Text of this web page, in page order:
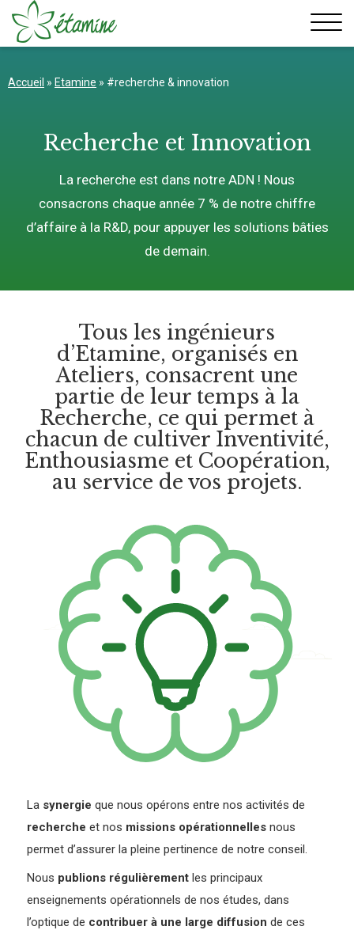
contenu
Accueil » Etamine » #recherche & innovation
Recherche et Innovation
La recherche est dans notre ADN ! Nous
consacrons chaque année 7 % de notre chiffre
d’affaire à la R&D, pour appuyer les solutions bâties
de demain.
Tous les ingénieurs
d’Etamine, organisés en
Ateliers, consacrent une
partie de leur temps à la
Recherche, ce qui permet à
chacun de cultiver Inventivité,
Enthousiasme et Coopération,
au service de vos projets.
La synergie que nous opérons entre nos activités de
recherche et nos missions opérationnelles nous
permet d’assurer la pleine pertinence de notre conseil.
Nous publions régulièrement les principaux
enseignements opérationnels de nos études, dans
l’optique de contribuer à une large diffusion de ces